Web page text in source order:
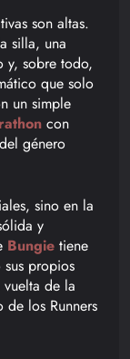
son altas.
silla, una
y, sobre todo,
que solo
un simple
con
género
sino en la
y
Bungie tiene
propios
de la
de los Runners